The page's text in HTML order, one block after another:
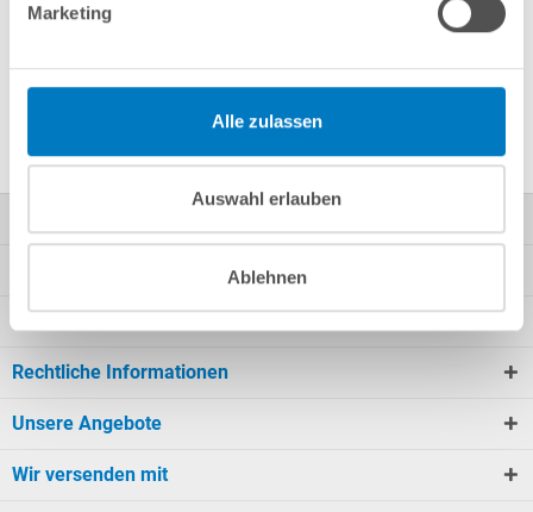
Marketing
Alle zulassen
Auswahl erlauben
Ablehnen
Rechtliche Informationen
Unsere Angebote
Wir versenden mit